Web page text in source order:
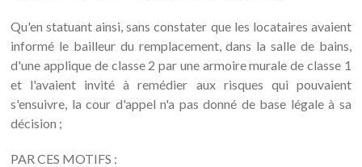
Qu'en statuant ainsi, sans constater que les locataires avaient
informé le bailleur du remplacement, dans la salle de bains,
d'une applique de classe 2 par une armoire murale de classe 1
et l'avaient invité à remédier aux risques qui pouvaient
s'ensuivre, la cour d'appel n'a pas donné de base légale à sa
décision ;
PAR CES MOTIFS :